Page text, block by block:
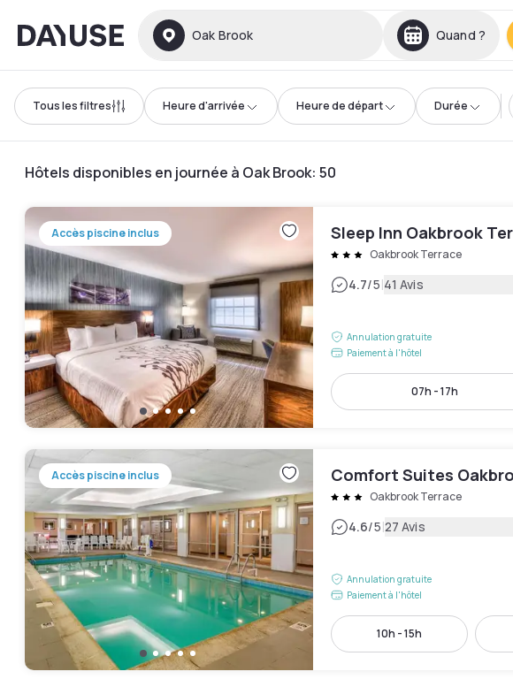
Dayuse Oak Brook Quand ?
Tous les filtres Heure d'arrivée Heure de départ Durée
Hôtels disponibles en journée à Oak Brook: 50
Accès piscine inclus Sleep Inn Oakbrook
Oakbrook Terrace
4.7/5|41 Avis
Annulation gratuite
Paiement à l'hôtel
07h - 17h
Accès piscine inclus Comfort Suites
Oakbrook Terrace
4.6/5|27 Avis
Annulation gratuite
Paiement à l'hôtel
10h - 15h